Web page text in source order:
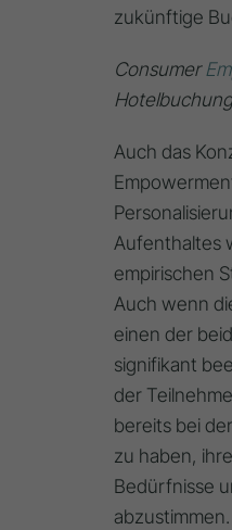
zukünftige
Consumer
Hotelbuchung
Auch das
Aufenthaltes
empirischen
Auch wenn
einen der
signifikant
der
bereits bei
zu haben,
Bedürfnisse